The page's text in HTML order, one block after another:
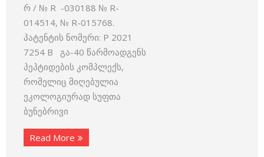
რ / № R -030188 № R-
014514, № R-015768.
პატენტის ნომერი: P 2021
7254 B გა-40 წარმოადგენს
პეპტიდების კომპლექს,
რომელიც მიღებულია
ეკოლოგიურად სუფთა
ბუნებრივი
Read More